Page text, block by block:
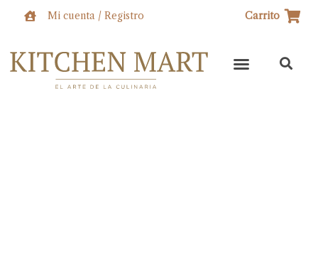
Mi cuenta / Registro Carrito